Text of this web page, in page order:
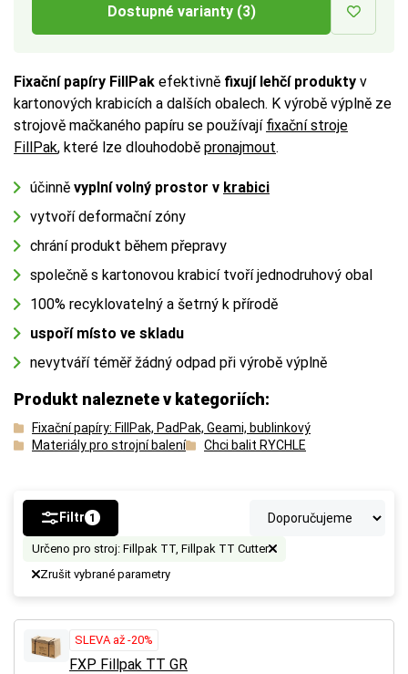
Dostupné varianty (3)
Fixační papíry FillPak efektivně fixují lehčí produkty v
kartonových krabicích a dalších obalech. K výrobě výplně ze
strojově mačkaného papíru se používají fixační stroje
FillPak, které lze dlouhodobě pronajmout.
účinně vyplní volný prostor v krabici
vytvoří deformační zóny
chrání produkt během přepravy
společně s kartonovou krabicí tvoří jednodruhový obal
100% recyklovatelný a šetrný k přírodě
uspoří místo ve skladu
nevytváří téměř žádný odpad při výrobě výplně
Produkt naleznete v kategoriích:
Fixační papíry: FillPak, PadPak, Geami, bublinkový
Materiály pro strojní balení
Chci balit RYCHLE
Filtr 1
Určeno pro stroj: Fillpak TT, Fillpak TT Cutter
Zrušit vybrané parametry
SLEVA až -20%
FXP Fillpak TT GR